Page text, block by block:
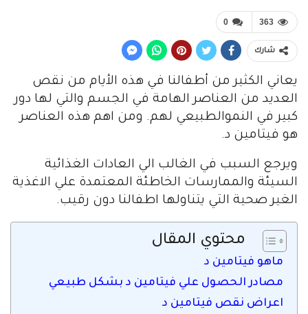
0 363
شارك
يعاني الكثير من أطفالنا في هذه الأيام من نقص
العديد من العناصر الهامة في الجسم والتي لها دور
كبير في النموالطبيعي لهم. ومن اهم هذه العناصر
هو فيتامين د.
ويرجع السبب في الغالب الي العادات الغذائية
السيئة والممارسات الخاطئة المعتمدة علي الاغذية
الغير صحية التي يتناولها اطفالنا دون رقيب.
محتوي المقال
ماهو فيتامين د
مصادر الحصول علي فيتامين د بشكل طبيعي
اعراض نقص فيتامين د